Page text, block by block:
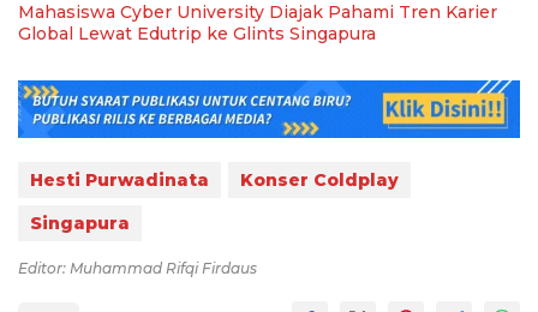
Mahasiswa Cyber University Diajak Pahami Tren Karier
Global Lewat Edutrip ke Glints Singapura
Hesti Purwadinata
Konser Coldplay
Singapura
Editor: Muhammad Rifqi Firdaus